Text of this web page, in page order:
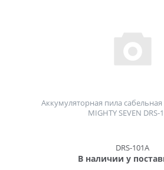
Аккумуляторная пила сабельная
MIGHTY SEVEN DRS-
DRS-101A
В наличии у